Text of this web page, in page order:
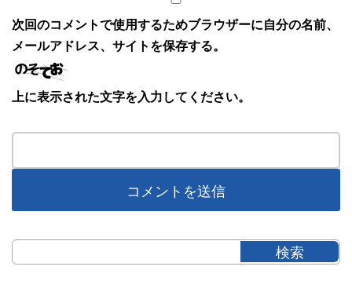
次回のコメントで使用するためブラウザーに自分の名前、
メールアドレス、サイトを保存する。
上に表示された文字を入力してください。